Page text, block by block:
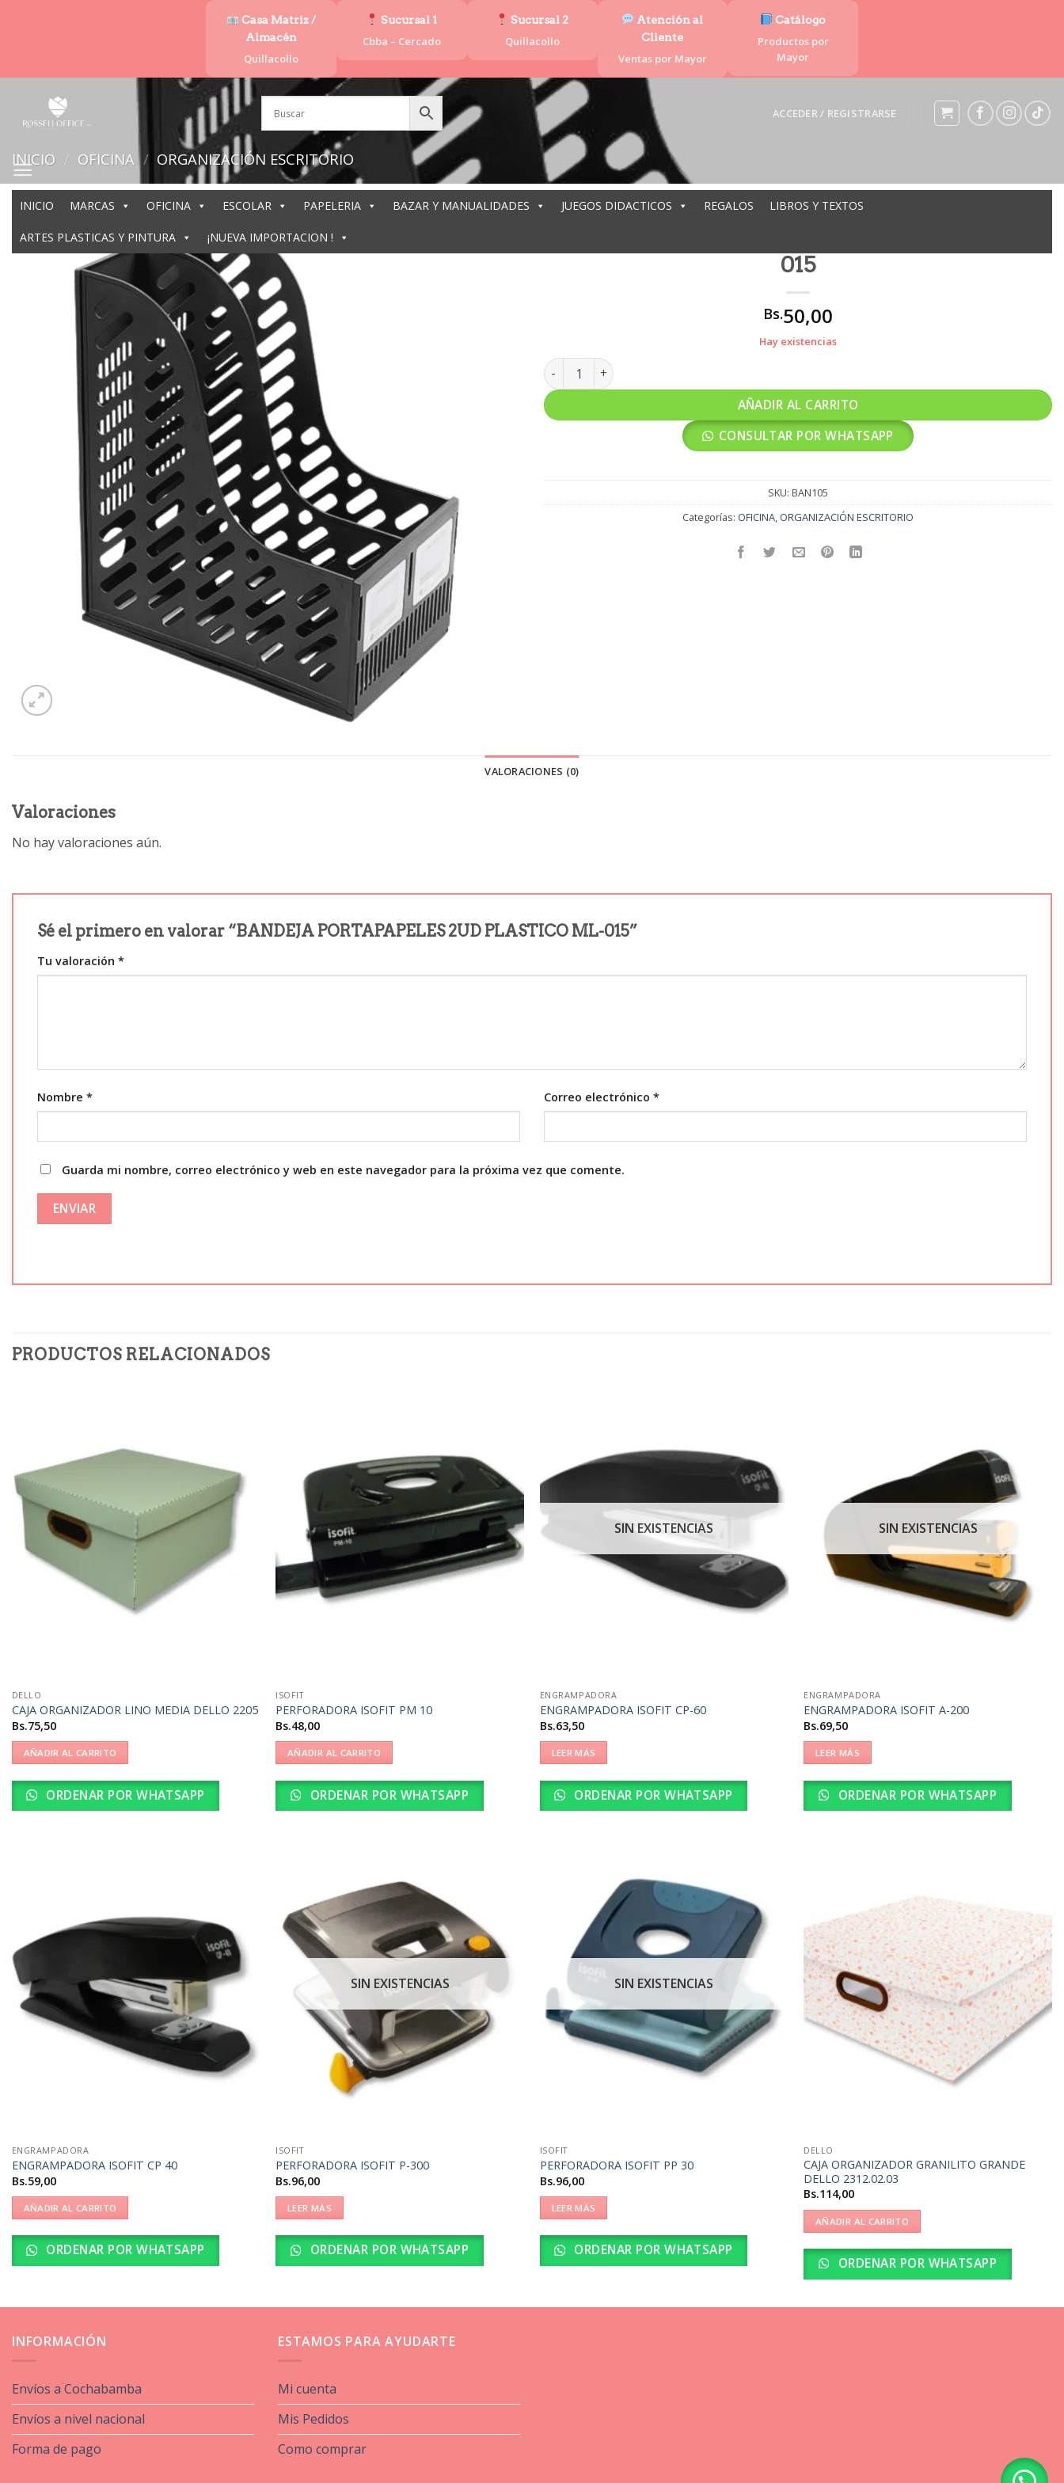
Casa Matriz /
Almacén
Quillacollo
Sucursal 1
Cbba – Cercado
Sucursal 2
Quillacollo
Atención al
Cliente
Ventas por Mayor
Catálogo
Productos por
Mayor
ACCEDER / REGISTRARSE
INICIO MARCAS OFICINA ESCOLAR PAPELERIA BAZAR Y MANUALIDADES JUEGOS DIDACTICOS REGALOS LIBROS Y TEXTOS
ARTES PLASTICAS Y PINTURA ¡NUEVA IMPORTACION !
INICIO / OFICINA / ORGANIZACIÓN ESCRITORIO
015
Bs.50,00
Hay existencias
BANDEJA PORTAPAPELES 2UD PLASTICO ML-015 cantidad
AÑADIR AL CARRITO
CONSULTAR POR WHATSAPP
SKU: BAN105
Categorías: OFICINA, ORGANIZACIÓN ESCRITORIO
VALORACIONES (0)
Valoraciones
No hay valoraciones aún.
Sé el primero en valorar “BANDEJA PORTAPAPELES 2UD PLASTICO ML-015”
Tu valoración *
Nombre * Correo electrónico *
Guarda mi nombre, correo electrónico y web en este navegador para la próxima vez que comente.
PRODUCTOS RELACIONADOS
DELLO
CAJA ORGANIZADOR LINO MEDIA DELLO 2205
Bs.75,50
AÑADIR AL CARRITO
ORDENAR POR WHATSAPP
ISOFIT
PERFORADORA ISOFIT PM 10
Bs.48,00
AÑADIR AL CARRITO
ORDENAR POR WHATSAPP
SIN EXISTENCIAS
ENGRAMPADORA
ENGRAMPADORA ISOFIT CP-60
Bs.63,50
LEER MÁS
ORDENAR POR WHATSAPP
SIN EXISTENCIAS
ENGRAMPADORA
ENGRAMPADORA ISOFIT A-200
Bs.69,50
LEER MÁS
ORDENAR POR WHATSAPP
ENGRAMPADORA
ENGRAMPADORA ISOFIT CP 40
Bs.59,00
AÑADIR AL CARRITO
ORDENAR POR WHATSAPP
SIN EXISTENCIAS
ISOFIT
PERFORADORA ISOFIT P-300
Bs.96,00
LEER MÁS
ORDENAR POR WHATSAPP
SIN EXISTENCIAS
ISOFIT
PERFORADORA ISOFIT PP 30
Bs.96,00
LEER MÁS
ORDENAR POR WHATSAPP
DELLO
CAJA ORGANIZADOR GRANILITO GRANDE
DELLO 2312.02.03
Bs.114,00
AÑADIR AL CARRITO
ORDENAR POR WHATSAPP
INFORMACIÓN
Envíos a Cochabamba
Envíos a nivel nacional
Forma de pago
ESTAMOS PARA AYUDARTE
Mi cuenta
Mis Pedidos
Como comprar